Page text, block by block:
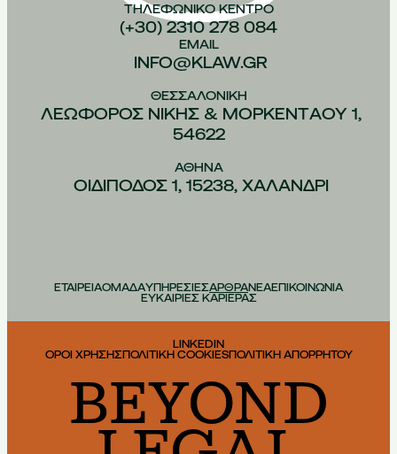
ΤΗΛΕΦΩΝΙΚO ΚEΝΤΡΟ
(+30) 2310 278 084
EMAIL
INFO@KLAW.GR
ΘΕΣΣΑΛΟΝIΚΗ
ΛΕΩΦOΡΟΣ ΝIΚΗΣ & ΜΟΡΚΕΝΤAΟΥ 1,
54622
ΑΘHΝΑ
ΟΙΔIΠΟΔΟΣ 1, 15238, ΧΑΛAΝΔΡΙ
ΕΤΑΙΡΕΙΑΟΜΑΔΑΥΠΗΡΕΣΙΕΣΑΡΘΡΑΝΕΑΕΠΙΚΟΙΝΩΝΙΑ
ΕΥΚΑΙΡΙΕΣ ΚΑΡΙΕΡΑΣ
LINKEDIN
ΟΡΟΙ ΧΡΗΣΗΣΠΟΛΙΤΙΚΗ COOKIESΠΟΛΙΤΙΚΗ ΑΠΟΡΡΗΤΟΥ
BEYOND